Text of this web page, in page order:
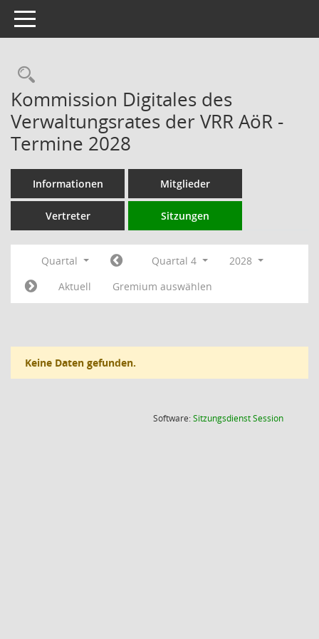
Toggle navigation
Rechercheauswahl
Kommission Digitales des
Verwaltungsrates der VRR AöR -
Termine 2028
Informationen Mitglieder
Vertreter Sitzungen
Quartal Quartal 4
2028
Aktuell
Gremium auswählen
Keine Daten gefunden.
Software:SitzungsdienstSession(Wird in